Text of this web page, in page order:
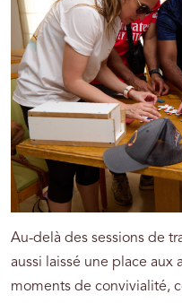
Au-delà des sessions de
aussi laissé une place aux
moments de convivialité,